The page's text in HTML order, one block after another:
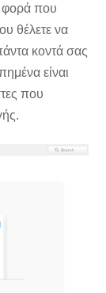
φορά που
θέλετε να
κοντά σας
είναι
που